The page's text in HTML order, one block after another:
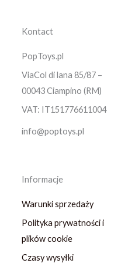
Kontact
PopToys.pl
ViaCol di lana 85/87 –
00043 Ciampino (RM)
VAT: IT151776611004
info@poptoys.pl
Informacje
Warunki sprzedaży
Polityka prywatności i
plików cookie
Czasy wysyłki